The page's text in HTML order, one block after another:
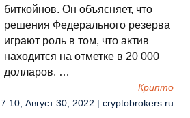
биткойнов. Он объясняет, что
решения Федерального резерва
играют роль в том, что актив
находится на отметке в 20 000
долларов. …
Крипто
Август 30, 2022 | cryptobrokers.ru